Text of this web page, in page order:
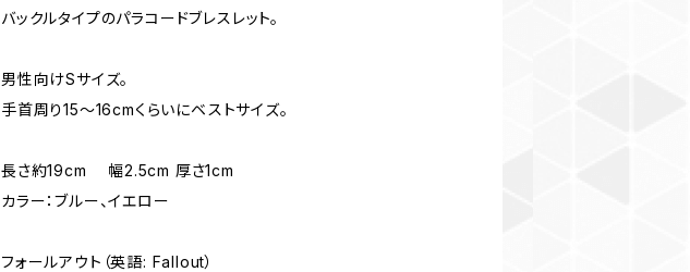
バックルタイプのパラコードブレスレット。
男性向けSサイズ。
手首周り15〜16cmくらいにベストサイズ。
長さ約19cm 幅2.5cm 厚さ1cm
カラー：ブルー、イエロー
フォールアウト（英語: Fallout）